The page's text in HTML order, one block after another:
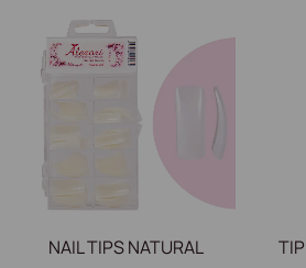
NAIL TIPS NATURAL